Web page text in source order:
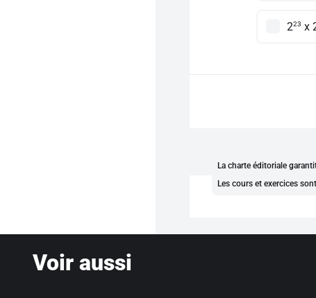
223 x
La charte éditoriale
Les cours et exercices
Voir aussi